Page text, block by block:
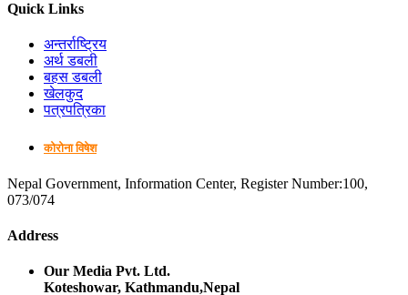
Quick Links
अन्तर्राष्ट्रिय
अर्थ डबली
बहस डबली
खेलकुद
पत्रपत्रिका
कोरोना विषेश
Nepal Government, Information Center, Register Number:100,
073/074
Address
Our Media Pvt. Ltd.
Koteshowar, Kathmandu,Nepal